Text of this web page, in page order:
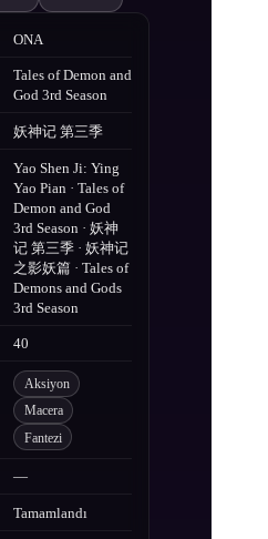
ONA
Tales of Demon and
God 3rd Season
妖神记 第三季
Yao Shen Ji: Ying
Yao Pian · Tales of
Demon and God
3rd Season · 妖神
记 第三季 · 妖神记
之影妖篇 · Tales of
Demons and Gods
3rd Season
40
Aksiyon
Macera
Fantezi
—
Tamamlandı